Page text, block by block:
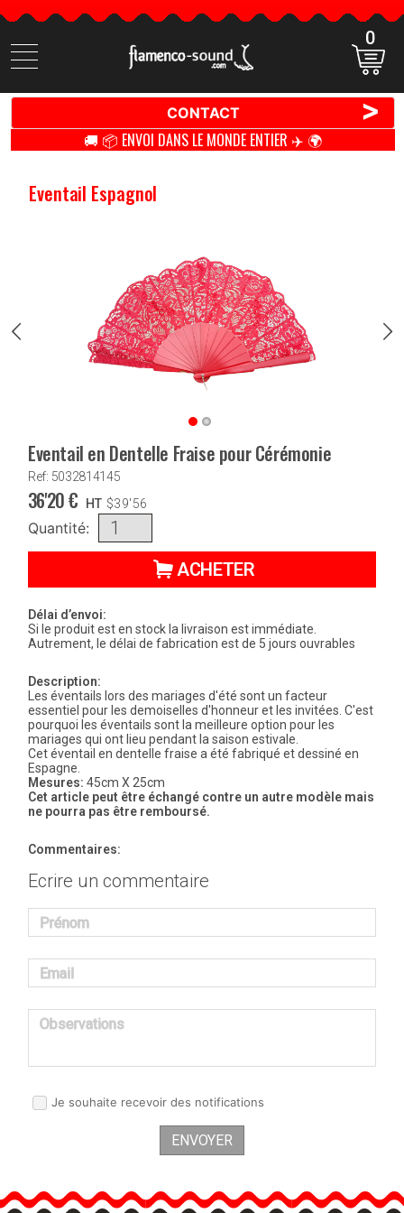
Cherchez
des
0
CONTACT >
🚚 📦 ENVOI DANS LE MONDE ENTIER ✈️ 🌍
Eventail Espagnol
Eventail en Dentelle Fraise pour Cérémonie
Ref: 5032814145
36'20€ HT $39'56
Quantité:
ACHETER
Délai d’envoi:
Si le produit est en stock la livraison est immédiate.
Autrement, le délai de fabrication est de 5 jours ouvrables
Description:
Les éventails lors des mariages d'été sont un facteur
essentiel pour les demoiselles d'honneur et les invitées. C'est
pourquoi les éventails sont la meilleure option pour les
mariages qui ont lieu pendant la saison estivale.
Cet éventail en dentelle fraise a été fabriqué et dessiné en
Espagne.
Mesures: 45cm X 25cm
Cet article peut être échangé contre un autre modèle mais
ne pourra pas être remboursé.
Commentaires:
Ecrire un commentaire
Prénom
Email
Observations
Je souhaite recevoir des notifications
ENVOYER